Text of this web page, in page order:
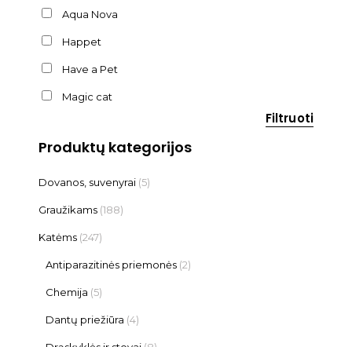
Aqua Nova
Happet
Have a Pet
Magic cat
Filtruoti
Produktų kategorijos
Dovanos, suvenyrai (5)
Graužikams (188)
Katėms (247)
Antiparazitinės priemonės (2)
Chemija (5)
Dantų priežiūra (4)